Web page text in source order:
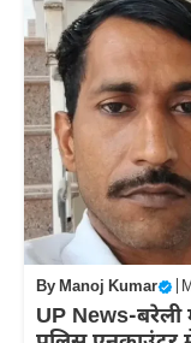
ByManoj Kumar
UP News-